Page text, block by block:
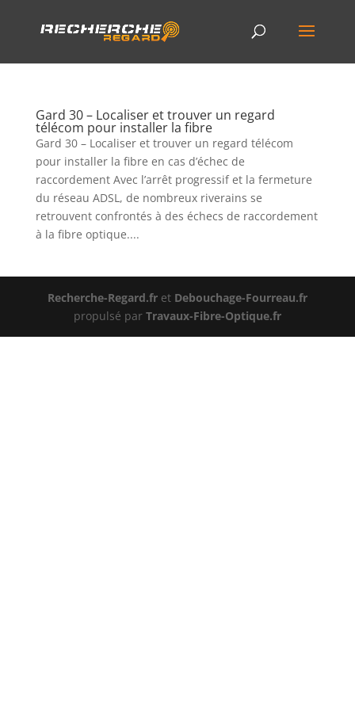
Gard 30 – Localiser et trouver un regard
télécom pour installer la fibre
Gard 30 – Localiser et trouver un regard télécom
pour installer la fibre en cas d’échec de
raccordement Avec l’arrêt progressif et la fermeture
du réseau ADSL, de nombreux riverains se
retrouvent confrontés à des échecs de raccordement
à la fibre optique....
Recherche-Regard.fret Debouchage-Fourreau.fr
propulsé par Travaux-Fibre-Optique.fr